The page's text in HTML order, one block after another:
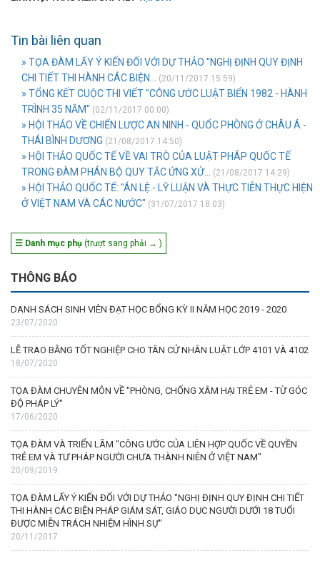
Tin bài liên quan
» TỌA ĐÀM LẤY Ý KIẾN ĐỐI VỚI DỰ THẢO "NGHỊ ĐỊNH QUY ĐỊNH
CHI TIẾT THI HÀNH CÁC BIỆN... (20/11/2017 15:59)
» TỔNG KẾT CUỘC THI VIẾT "CÔNG ƯỚC LUẬT BIỂN 1982 - HÀNH
TRÌNH 35 NĂM" (02/11/2017 00:00)
» HỘI THẢO VỀ CHIẾN LƯỢC AN NINH - QUỐC PHÒNG Ở CHÂU Á -
THÁI BÌNH DƯƠNG (21/08/2017 14:50)
» HỘI THẢO QUỐC TẾ VỀ VAI TRÒ CỦA LUẬT PHÁP QUỐC TẾ
TRONG ĐÀM PHÁN BỘ QUY TẮC ỨNG XỬ... (21/08/2017 14:29)
» HỘI THẢO QUỐC TẾ: "ÁN LỆ - LỸ LUẬN VÀ THỰC TIỄN THỰC HIỆN
Ở VIỆT NAM VÀ CÁC NƯỚC" (31/07/2017 18:03)
☰ Danh mục phụ (trượt sang phải → )
THÔNG BÁO
DANH SÁCH SINH VIÊN ĐẠT HỌC BỔNG KỲ II NĂM HỌC 2019 - 2020
23/07/2020
LỄ TRAO BẰNG TỐT NGHIỆP CHO TÂN CỬ NHÂN LUẬT LỚP 4101 VÀ 4102
18/07/2020
TỌA ĐÀM CHUYÊN MÔN VỀ "PHÒNG, CHỐNG XÂM HẠI TRẺ EM - TỪ GÓC
ĐỘ PHÁP LÝ"
17/06/2020
TỌA ĐÀM VÀ TRIỂN LÃM "CÔNG ƯỚC CỦA LIÊN HỢP QUỐC VỀ QUYỀN
TRẺ EM VÀ TƯ PHÁP NGƯỜI CHƯA THÀNH NIÊN Ở VIỆT NAM"
20/09/2019
TỌA ĐÀM LẤY Ý KIẾN ĐỐI VỚI DỰ THẢO "NGHỊ ĐỊNH QUY ĐỊNH CHI TIẾT
THI HÀNH CÁC BIỆN PHÁP GIÁM SÁT, GIÁO DỤC NGƯỜI DƯỚI 18 TUỔI
ĐƯỢC MIỄN TRÁCH NHIỆM HÌNH SỰ"
20/11/2017